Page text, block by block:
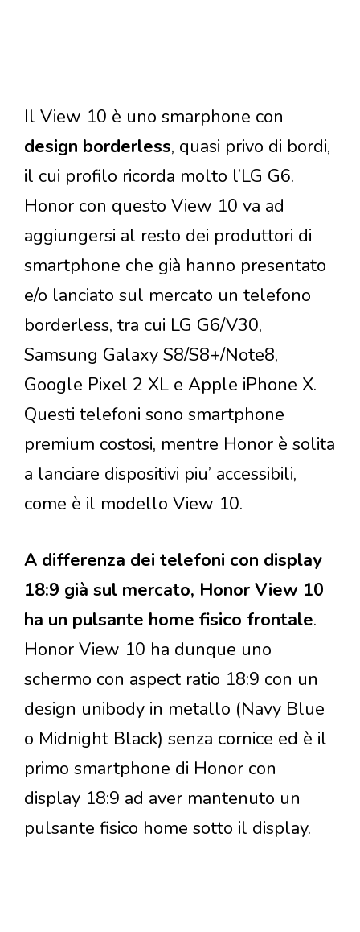
Il View 10 è uno smarphone con
design borderless, quasi privo di bordi,
il cui profilo ricorda molto l’LG G6.
Honor con questo View 10 va ad
aggiungersi al resto dei produttori di
smartphone che già hanno presentato
e/o lanciato sul mercato un telefono
borderless, tra cui LG G6/V30,
Samsung Galaxy S8/S8+/Note8,
Google Pixel 2 XL e Apple iPhone X.
Questi telefoni sono smartphone
premium costosi, mentre Honor è solita
a lanciare dispositivi piu’ accessibili,
come è il modello View 10.
A differenza dei telefoni con display
18:9 già sul mercato, Honor View 10
ha un pulsante home fisico frontale.
Honor View 10 ha dunque uno
schermo con aspect ratio 18:9 con un
design unibody in metallo (Navy Blue
o Midnight Black) senza cornice ed è il
primo smartphone di Honor con
display 18:9 ad aver mantenuto un
pulsante fisico home sotto il display.